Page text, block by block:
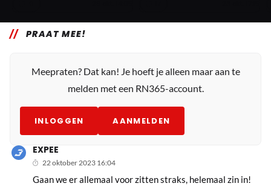
PRAAT MEE!
Meepraten? Dat kan! Je hoeft je alleen maar aan te
melden met een RN365-account.
INLOGGEN AANMELDEN
EXPEE
22 oktober 2023 16:04
Gaan we er allemaal voor zitten straks, helemaal zin in!